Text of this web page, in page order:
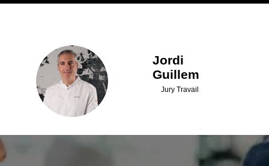
JG
Jordi
Guillem
Jury Travail